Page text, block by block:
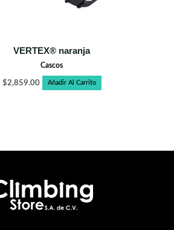
VERTEX® naranja
Cascos
$2,859.00 Añadir Al Carrito